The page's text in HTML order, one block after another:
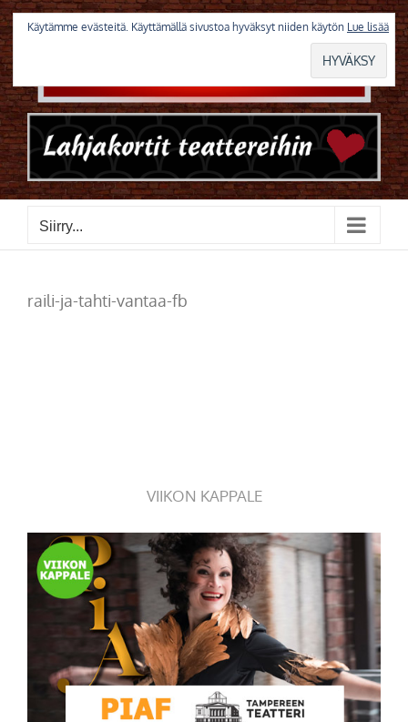
Skip
to
content
Siirry...
raili-ja-tahti-vantaa-fb
VIIKON KAPPALE
Käytämme evästeitä. Käyttämällä sivustoa hyväksyt niiden käytön Lue lisää